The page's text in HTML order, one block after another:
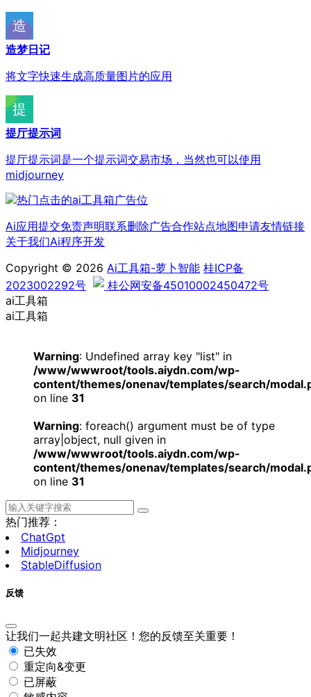
造梦日记
将文字快速生成高质量图片的应用
提厅提示词
提厅提示词是一个提示词交易市场，当然也可以使用
midjourney
Ai应用提交免责声明联系删除广告合作站点地图申请友情链接
关于我们Ai程序开发
Copyright © 2026 Ai工具箱-萝卜智能 桂ICP备
2023002292号
桂公网安备45010002450472号
ai工具箱
ai工具箱
Warning: Undefined array key "list" in
/www/wwwroot/tools.aiydn.com/wp-
content/themes/onenav/templates/search/
on line 31
Warning: foreach() argument must be of type
array|object, null given in
/www/wwwroot/tools.aiydn.com/wp-
content/themes/onenav/templates/search/
on line 31
热门推荐：
ChatGpt
Midjourney
StableDiffusion
反馈
让我们一起共建文明社区！您的反馈至关重要！
已失效
重定向&变更
已屏蔽